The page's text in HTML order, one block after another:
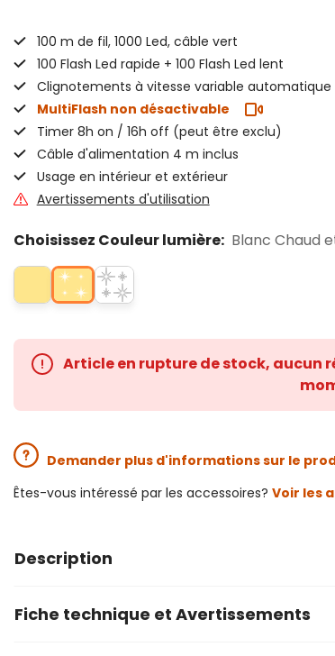
100 m de fil, 1000 Led, câble vert
100 Flash Led rapide + 100 Flash Led lent
Clignotements à vitesse variable automatique
MultiFlash non désactivable
Timer 8h on / 16h off (peut être exclu)
Câble d'alimentation 4 m inclus
Usage en intérieur et extérieur
Avertissements d'utilisation
Choisissez Couleur lumière: Blanc Chaud
Article en rupture de stock, aucun
Demander plus d'informations sur le
Êtes-vous intéressé par les accessoires? Voir les
Description
Fiche technique et Avertissements